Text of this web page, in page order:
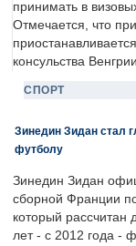
принимать в
Отмечается, что
консульства
СПОРТ
Зинедин Зидан стал
футболу
Зинедин Зидан
сборной Франции
который рассчитан
лет - с 2012 года -